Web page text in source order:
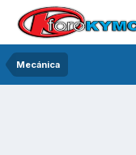
Mecánica